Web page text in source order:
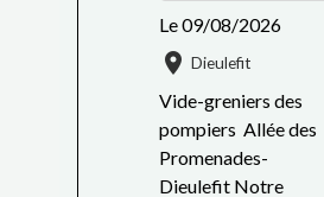
Le 09/08/2026
Dieulefit
Vide-greniers des
pompiers Allée des
Promenades-
Dieulefit Notre